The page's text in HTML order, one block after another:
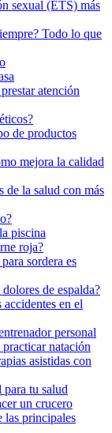
sexual (ETS) más
Todo lo que
atención
de productos
mejora la calidad
de la salud con más
piscina
roja?
sordera es
de espalda?
en el
personal
natación
asistidas con
tu salud
un crucero
las principales